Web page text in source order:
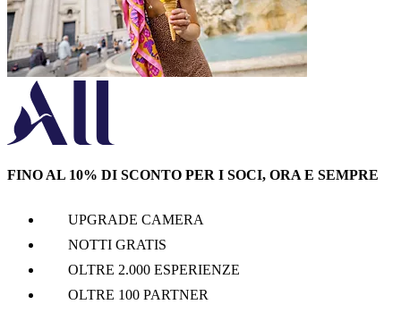
FINO AL 10% DI SCONTO PER I SOCI, ORA E SEMPRE
UPGRADE CAMERA
NOTTI GRATIS
OLTRE 2.000 ESPERIENZE
OLTRE 100 PARTNER